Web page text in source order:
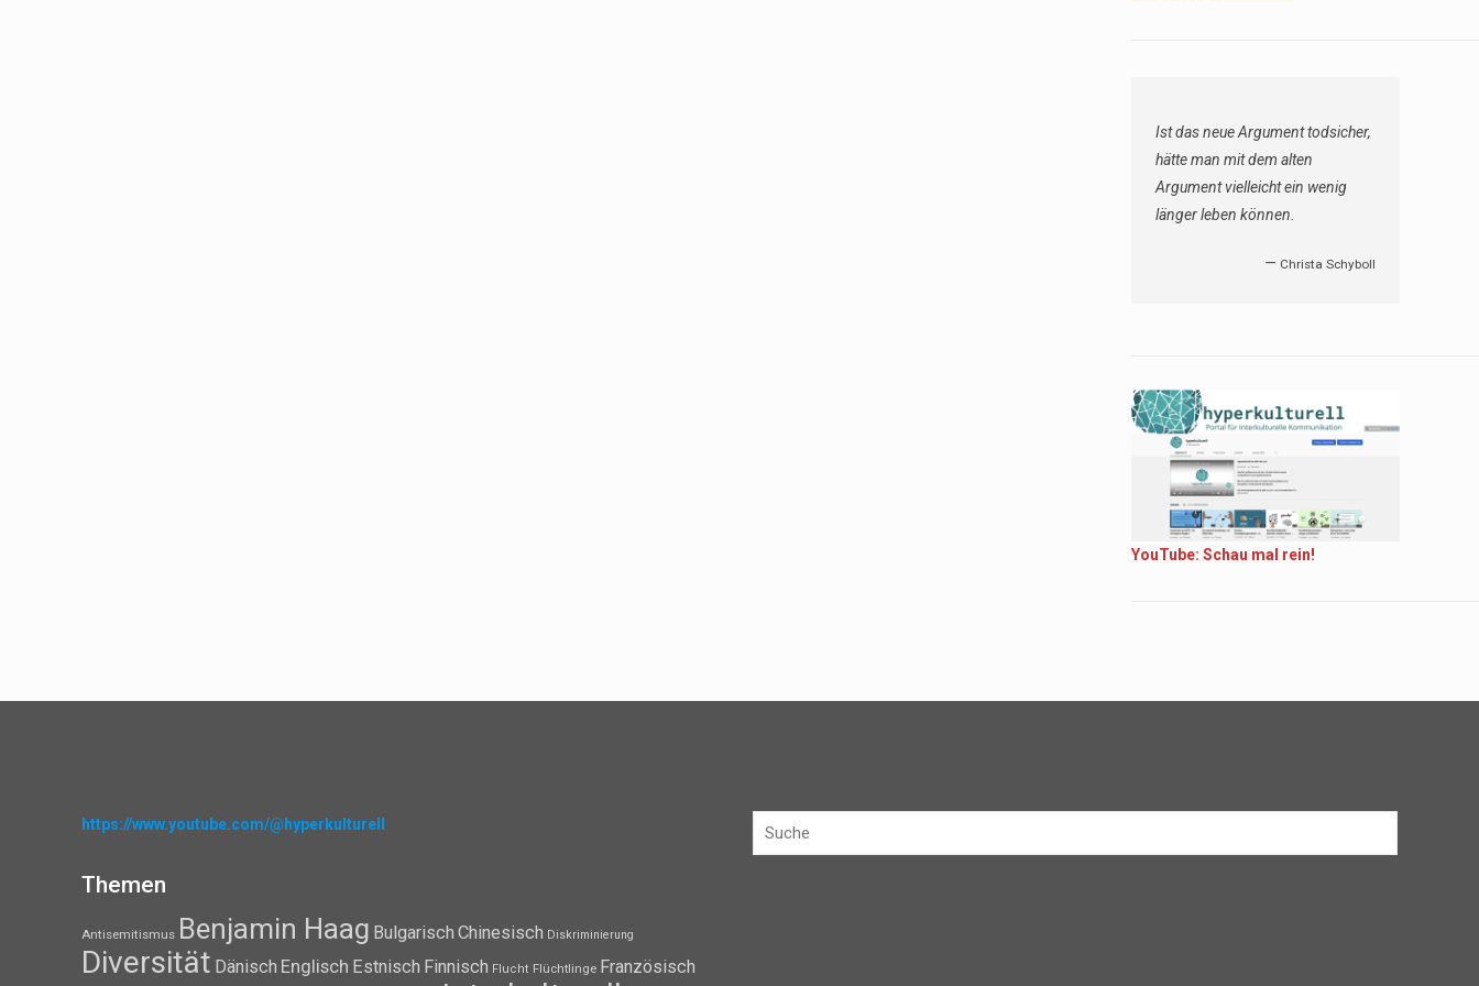
Ist das neue Argument todsicher,
hätte man mit dem alten
Argument vielleicht ein wenig
länger leben können.
— Christa Schyboll
YouTube: Schau mal rein!
https://www.youtube.com/@hyperkulturell
Themen
Antisemitismus Benjamin Haag Bulgarisch Chinesisch Diskriminierung
Diversität Dänisch Englisch Estnisch Finnisch Flucht Flüchtlinge Französisch